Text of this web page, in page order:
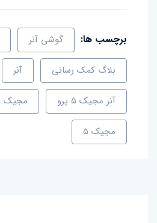
برچسب ها: گوشی آنر
بلاگ کمک رسانی آنر
آنر مجیک ۵ پرو مجیک ۵ پرو
مجیک ۵